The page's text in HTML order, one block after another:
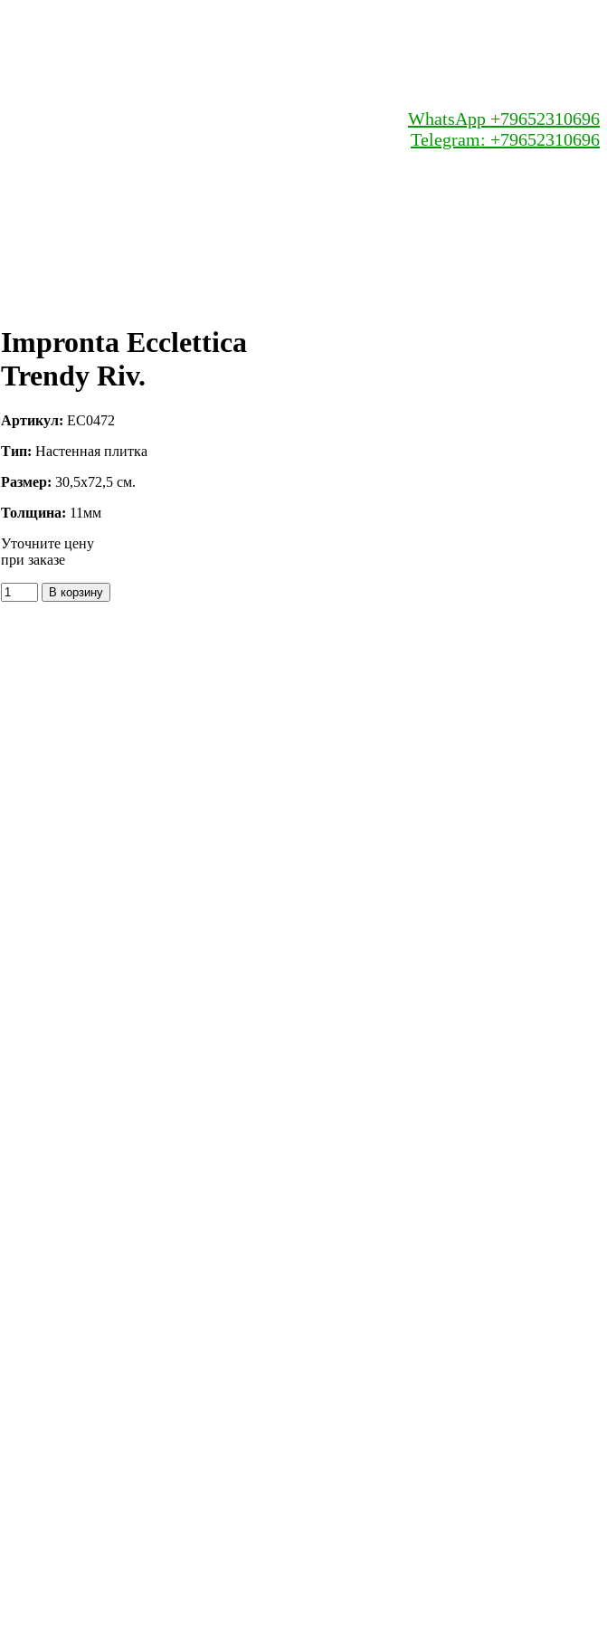
WhatsApp +79652310696
Telegram: +79652310696
Impronta Ecclettica
Trendy Riv.
Артикул: EC0472
Тип: Настенная плитка
Размер: 30,5x72,5 см.
Толщина: 11мм
Уточните цену
при заказе